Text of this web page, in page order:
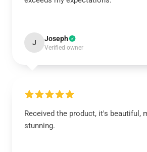
J Joseph
Verified owner
Received the product, it's beautiful,
stunning.